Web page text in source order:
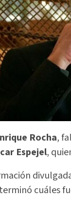
Rocha,
Espejel,
cuáles